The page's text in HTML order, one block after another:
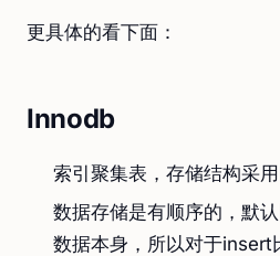
更具体的看下面：
Innodb
索引聚集表，存储结构采用
数据存储是有顺序的，默
数据本身，所以对于insert